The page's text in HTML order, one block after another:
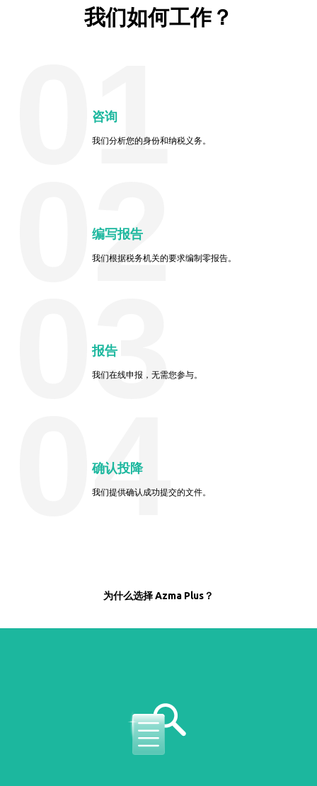
我们如何工作？
咨询
我们分析您的身份和纳税义务。
01
编写报告
我们根据税务机关的要求编制零报告。
02
报告
我们在线申报，无需您参与。
03
确认投降
我们提供确认成功提交的文件。
04
为什么选择 Azma Plus？